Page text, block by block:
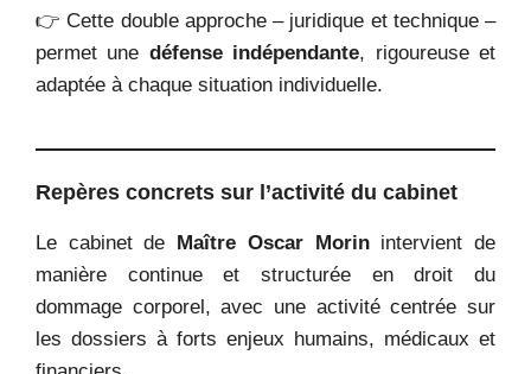
👉 Cette double approche – juridique et technique –
permet une défense indépendante, rigoureuse et
adaptée à chaque situation individuelle.
Repères concrets sur l’activité du cabinet
Le cabinet de Maître Oscar Morinintervient de
manière continue et structurée en droit du
dommage corporel, avec une activité centrée sur
les dossiers à forts enjeux humains, médicaux et